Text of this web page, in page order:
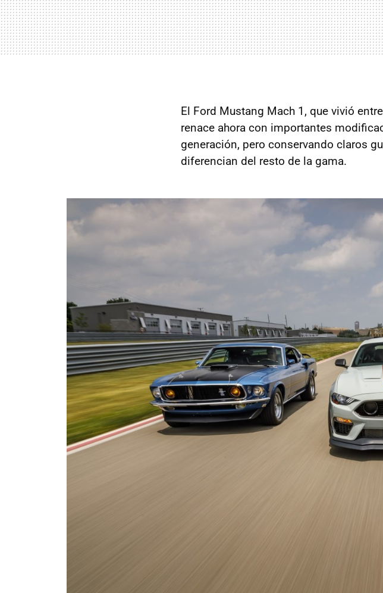
El Ford Mustang Mach 1, que vivió
renace ahora con importantes
generación, pero conservando claros
diferencian del resto de la gama.